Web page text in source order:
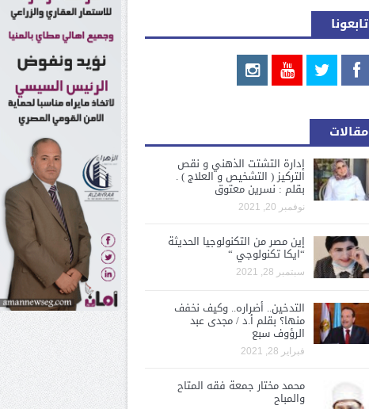
تابعونا
مقالات
إدارة التشتت الذهني و نقص
التركيز ( التشخيص و العلاج ) .
بقلم : نسرين معتوق
نوفمبر 20, 2021
إين مصر من التكنولوجيا الحديثة
“ايكا تكنولوجي “
سبتمبر 28, 2021
التدخين.. أضراره.. وكيف نخفف
منها؟ بقلم أ.د / مجدى عبد
الرؤوف سبع
فبراير 28, 2021
محمد مختار جمعة فقه المتاح
والمباح